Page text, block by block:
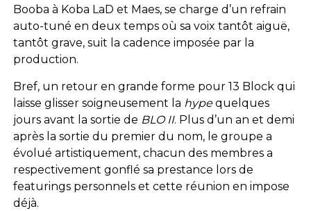
Booba à Koba LaD et Maes, se charge d’un refrain
auto-tuné en deux temps où sa voix tantôt aiguë,
tantôt grave, suit la cadence imposée par la
production.
Bref, un retour en grande forme pour 13 Block qui
laisse glisser soigneusement la hypequelques
jours avant la sortie de BLO II. Plus d’un an et demi
après la sortie du premier du nom, le groupe a
évolué artistiquement, chacun des membres a
respectivement gonflé sa prestance lors de
featurings personnels et cette réunion en impose
déjà.